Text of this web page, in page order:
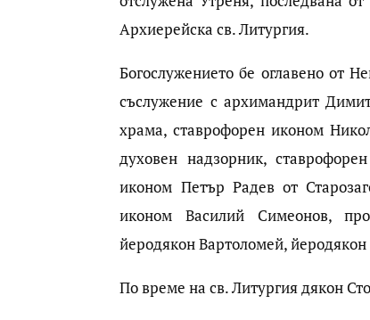
Архиерейска св. Литургия.
Бoгослужението бе оглавено от
съслужение с архимандрит
храма, ставрофорен иконом
духовен надзорник,
иконом Петър Радев от
иконом Василий Симеонов,
йеродякон Вартоломей,
По време на св. Литургия дякон